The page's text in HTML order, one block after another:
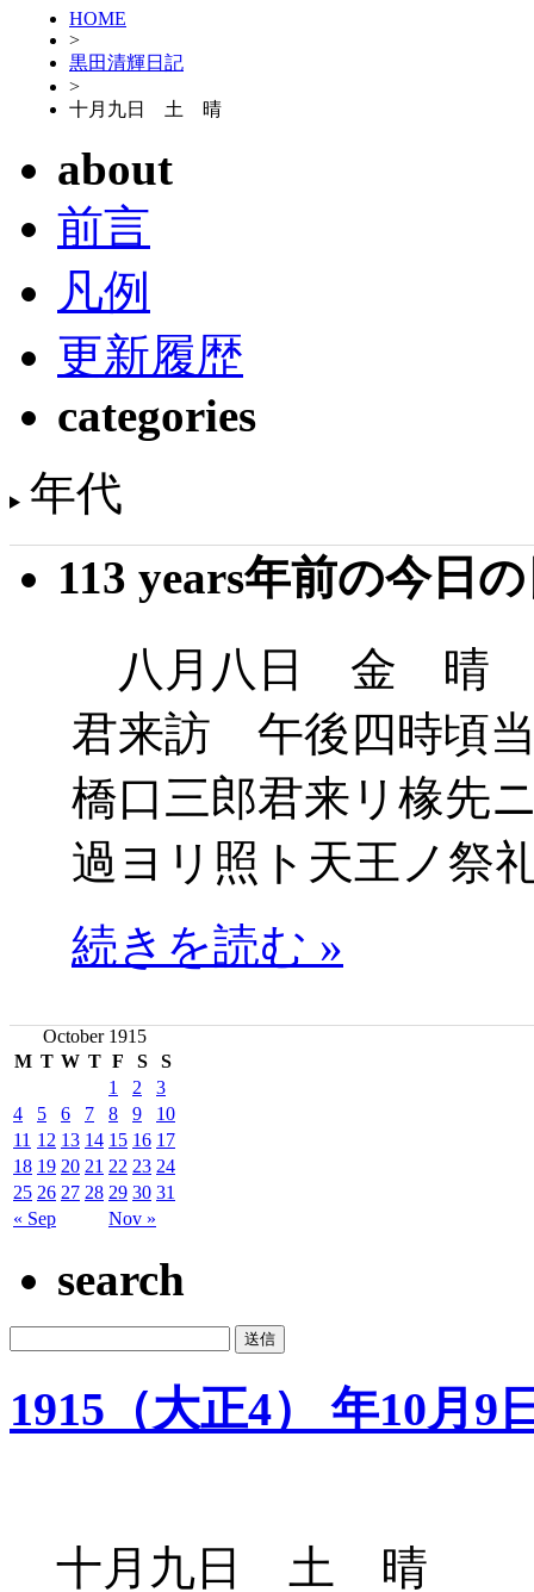
HOME
>
黒田清輝日記
>
十月九日 土 晴
about
前言
凡例
更新履歴
categories
年代
113 years年前の今日
八月八日 金 晴
君来訪 午後四時頃
橋口三郎君来リ椽先
過ヨリ照ト天王ノ祭
続きを読む »
October 1915
M T W T F S S
« Sep Nov »
1 2
3
4
5 6 7 8 9
10
11 12 13 14 15 16 17
18 19 20 21 22 23 24
25 26 27 28 29 30 31
search
1915（大正4） 年10月9
十月九日 土 晴